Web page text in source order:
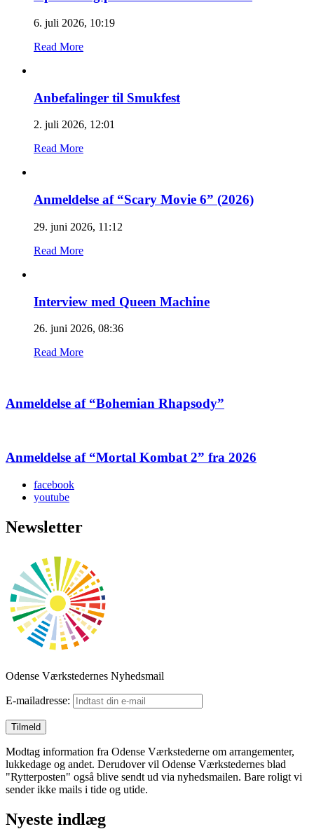
6. juli 2026, 10:19
Read More
Anbefalinger til Smukfest
2. juli 2026, 12:01
Read More
Anmeldelse af “Scary Movie 6” (2026)
29. juni 2026, 11:12
Read More
Interview med Queen Machine
26. juni 2026, 08:36
Read More
Anmeldelse af “Bohemian Rhapsody”
Anmeldelse af “Mortal Kombat 2” fra 2026
facebook
youtube
Newsletter
Odense Værkstedernes Nyhedsmail
E-mailadresse:
Modtag information fra Odense Værkstederne om arrangementer,
lukkedage og andet. Derudover vil Odense Værkstedernes blad
"Rytterposten" også blive sendt ud via nyhedsmailen. Bare roligt vi
sender ikke mails i tide og utide.
Nyeste indlæg